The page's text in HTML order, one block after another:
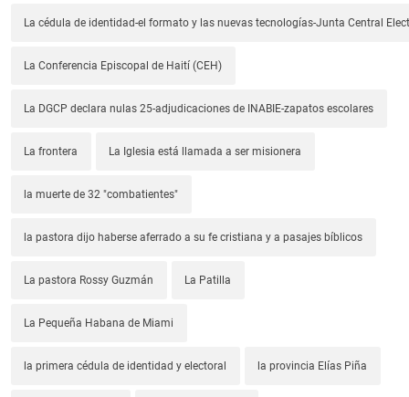
La cédula de identidad-el formato y las nuevas tecnologías-Junta Central
La Conferencia Episcopal de Haití (CEH)
La DGCP declara nulas 25-adjudicaciones de INABIE-zapatos escolares
La frontera La Iglesia está llamada a ser misionera
la muerte de 32 "combatientes"
la pastora dijo haberse aferrado a su fe cristiana y a pasajes bíblicos
La pastora Rossy Guzmán La Patilla
La Pequeña Habana de Miami
la primera cédula de identidad y electoral la provincia Elías Piña